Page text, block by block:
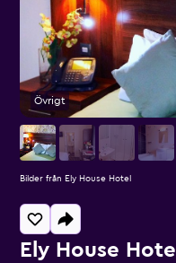
Ely House Hotel
Övrigt
Bilder från Ely House Hotel